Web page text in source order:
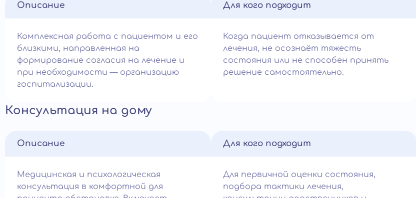
Описание
Комплексная работа с пациентом и его
близкими, направленная на
формирование согласия на лечение и
при необходимости — организацию
госпитализации.
Для кого подходит
Когда пациент отказывается от
лечения, не осознаёт тяжесть
состояния или не способен принять
решение самостоятельно.
Консультация на дому
Описание
Медицинская и психологическая
консультация в комфортной для
Для кого подходит
Для первичной оценки состояния,
подбора тактики лечения,